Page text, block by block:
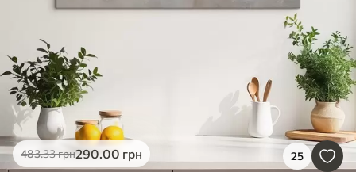
483.33грн290.00 грн 25